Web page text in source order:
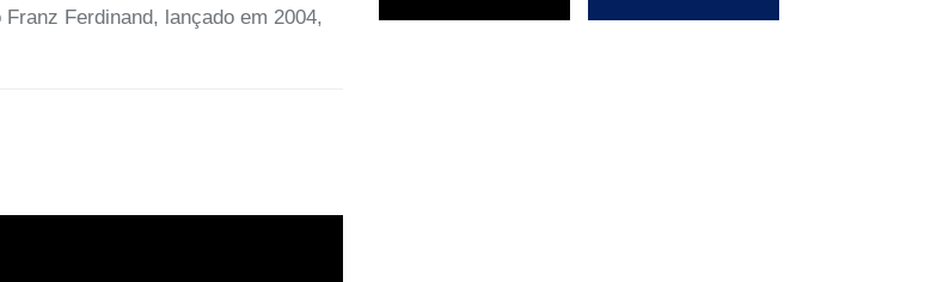
Ferdinand, lançado em 2004,